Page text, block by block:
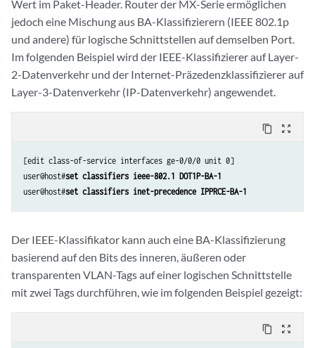
Wert im Paket-Header. Router der MX-Serie ermöglichen
jedoch eine Mischung aus BA-Klassifizierern (IEEE 802.1p
und andere) für logische Schnittstellen auf demselben Port.
Im folgenden Beispiel wird der IEEE-Klassifizierer auf Layer-
2-Datenverkehr und der Internet-Präzedenzklassifizierer auf
Layer-3-Datenverkehr (IP-Datenverkehr) angewendet.
content_copy zoom_out_map
[edit class-of-service interfaces ge-0/0/0 unit 0]
user@host#set classifiers ieee-802.1 DOT1P-BA-1
user@host#set classifiers inet-precedence IPPRCE-BA-1
Der IEEE-Klassifikator kann auch eine BA-Klassifizierung
basierend auf den Bits des inneren, äußeren oder
transparenten VLAN-Tags auf einer logischen Schnittstelle
mit zwei Tags durchführen, wie im folgenden Beispiel gezeigt:
content_copy zoom_out_map